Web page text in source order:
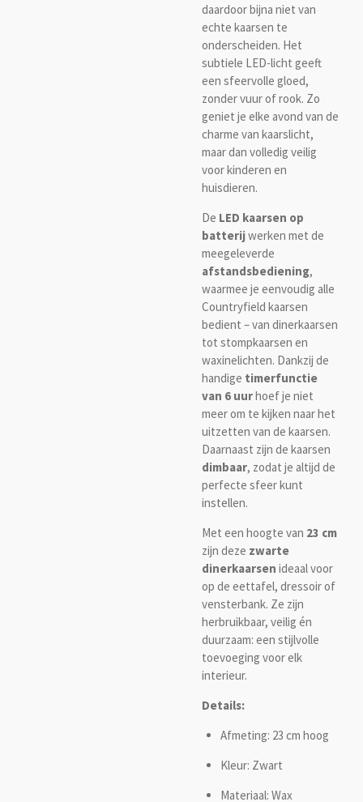
daardoor bijna niet van
echte kaarsen te
onderscheiden. Het
subtiele LED-licht geeft
een sfeervolle gloed,
zonder vuur of rook. Zo
geniet je elke avond van de
charme van kaarslicht,
maar dan volledig veilig
voor kinderen en
huisdieren.
De LED kaarsen op
batterijwerken met de
meegeleverde
afstandsbediening,
waarmee je eenvoudig alle
Countryfield kaarsen
bedient – van dinerkaarsen
tot stompkaarsen en
waxinelichten. Dankzij de
handige timerfunctie
van 6 uurhoef je niet
meer om te kijken naar het
uitzetten van de kaarsen.
Daarnaast zijn de kaarsen
dimbaar, zodat je altijd de
perfecte sfeer kunt
instellen.
Met een hoogte van 23 cm
zijn deze zwarte
dinerkaarsen ideaal voor
op de eettafel, dressoir of
vensterbank. Ze zijn
herbruikbaar, veilig én
duurzaam: een stijlvolle
toevoeging voor elk
interieur.
Details:
Afmeting: 23 cm hoog
Kleur: Zwart
Materiaal: Wax